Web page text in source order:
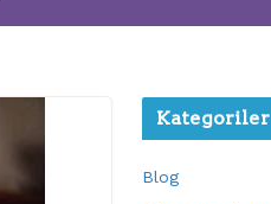
Kategoriler
Blog